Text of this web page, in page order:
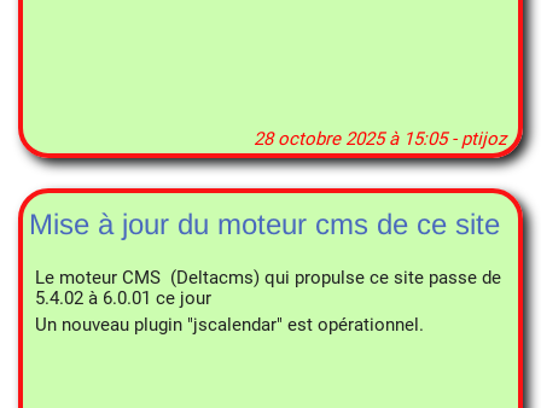
28 octobre 2025 à 15:05 - ptijoz
Mise à jour du moteur cms de ce site
Le moteur CMS (Deltacms) qui propulse ce site passe de
5.4.02à 6.0.01 ce jour
Un nouveau plugin "jscalendar" est opérationnel.